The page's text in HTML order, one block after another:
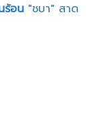
ร้อน "ชบา" สาด